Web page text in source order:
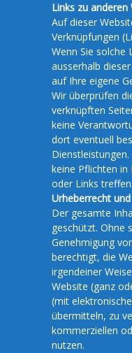
Links zu anderen
Auf dieser
Verknüpfungen
Wenn Sie solche
ausserhalb
auf Ihre eigene
Wir überprüfen
verknüpften
keine
dort eventuell
keine Pflichten in
oder Links treffen.
Urheberrecht
Der gesamte
geschützt. Ohne
Genehmigung
berechtigt, die
irgendeiner
Website (ganz
(mit
übermitteln, zu
kommerziellen
nutzen.